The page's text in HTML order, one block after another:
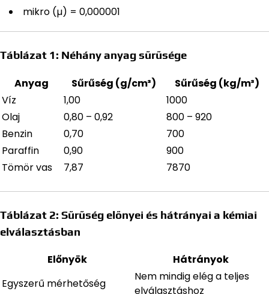
mikro (µ) = 0,000001
Táblázat 1: Néhány anyag sűrűsége
Anyag Sűrűség (g/cm³)
Sűrűség (kg/m³)
Víz
1,00
1000
Olaj
0,80 – 0,92
800 – 920
Benzin
0,70
700
Paraffin
0,90
900
Tömör vas
7,87 7870
Táblázat 2: Sűrűség előnyei és hátrányai a kémiai
elválasztásban
Előnyök
Hátrányok
Egyszerű mérhetőség
Nem mindig elég a teljes
elválasztáshoz